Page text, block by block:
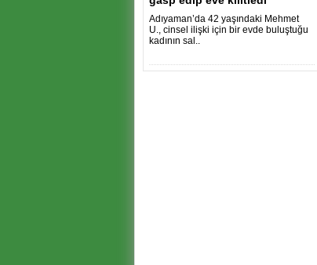
Adıyaman’da 42 yaşındaki Mehmet
U., cinsel ilişki için bir evde buluştuğu
kadının sal..